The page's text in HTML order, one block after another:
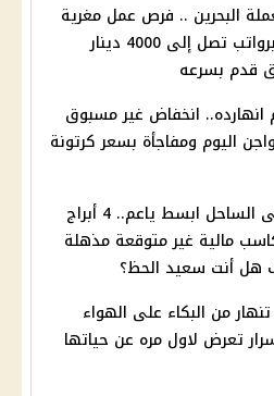
البحرين .. فرص عمل مغرية
للمصريين برواتب تصل إلى 4000 دينار
قدم بسرعه
انهارده.. انخفاض غير مسبوق
اليوم ومفاجأة بسعر كرتونة
هتصيف فى الساحل ابسط ياعم.. 4 أبراج
مالية غير متوقعة مذهلة
هل أنت سعيد الحظ؟
تنهار من البكاء على الهواء
تعرض لاول مره عن حياتها